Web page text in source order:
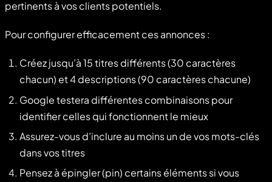
pertinents à vos clients potentiels.
Pour configurer efficacement ces annonces :
Créez jusqu’à 15 titres différents (30 caractères
chacun) et 4 descriptions (90 caractères chacune)
Google testera différentes combinaisons pour
identifier celles qui fonctionnent le mieux
Assurez-vous d’inclure au moins un de vos mots-clés
dans vos titres
Pensez à épingler (pin) certains éléments si vous